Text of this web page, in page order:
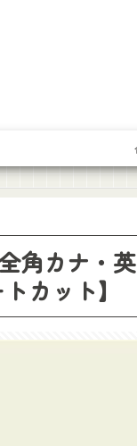
角カナ・
カット】